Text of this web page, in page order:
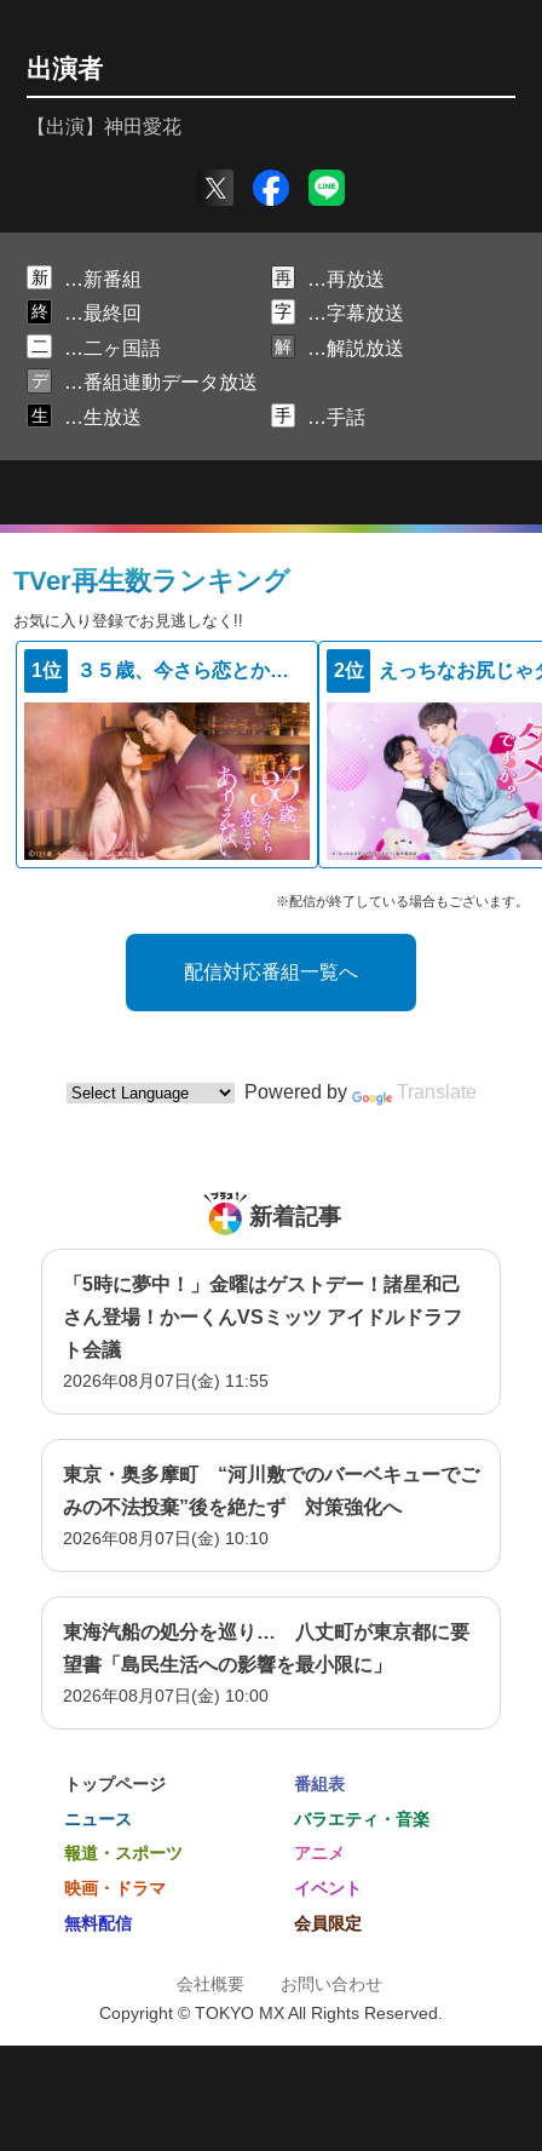
出演者
【出演】神田愛花
新 …新番組 再 …再放送
終 …最終回 字 …字幕放送
二 …二ヶ国語 解 …解説放送
デ …番組連動データ放送
生 …生放送 手 …手話
TVer再生数ランキング
お気に入り登録でお見逃しなく!!
1位 ３５歳、今さら恋とかありえない 2位
※配信が終了している場合もございます。
配信対応番組一覧へ
Powered by Translate
新着記事
「5時に夢中！」金曜はゲストデー！諸星和己
さん登場！かーくんVSミッツ アイドルドラフ
ト会議
2026年08月07日(金) 11:55
東京・奥多摩町 “河川敷でのバーベキューでご
みの不法投棄”後を絶たず 対策強化へ
2026年08月07日(金) 10:10
東海汽船の処分を巡り… 八丈町が東京都に要
望書「島民生活への影響を最小限に」
2026年08月07日(金) 10:00
トップページ
番組表
ニュース
バラエティ・音楽
報道・スポーツ
アニメ
映画・ドラマ
イベント
無料配信
会員限定
会社概要
お問い合わせ
Copyright © TOKYO MX All Rights Reserved.